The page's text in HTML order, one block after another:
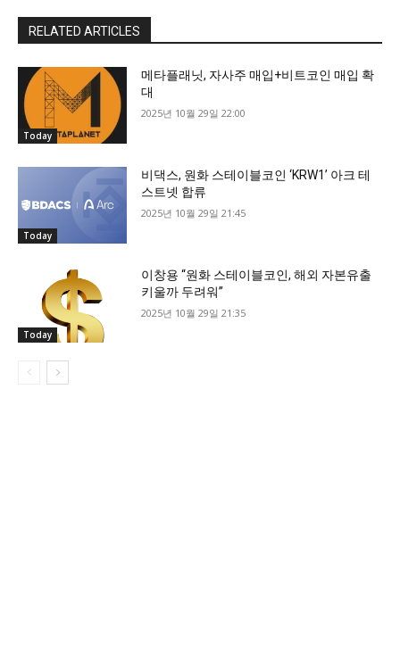
RELATED ARTICLES
Today
메타플래닛, 자사주 매입+비트코인 매입 확
대
2025년 10월 29일 22:00
Today
비댁스, 원화 스테이블코인 ‘KRW1’ 아크 테
스트넷 합류
2025년 10월 29일 21:45
Today
이창용 “원화 스테이블코인, 해외 자본유출
키울까 두려워”
2025년 10월 29일 21:35